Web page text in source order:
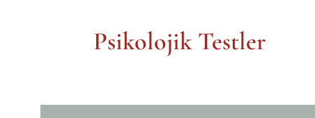
Psikolojik Testler